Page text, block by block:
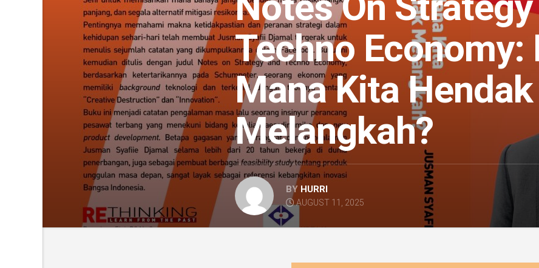
Techno Economy:
Mana Kita Hendak
Melangkah?
BY HURRI
AUGUST 11, 2025